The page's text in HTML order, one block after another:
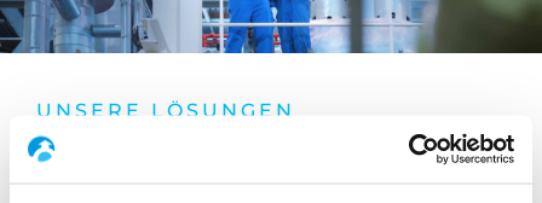
UNSERE LÖSUNGEN